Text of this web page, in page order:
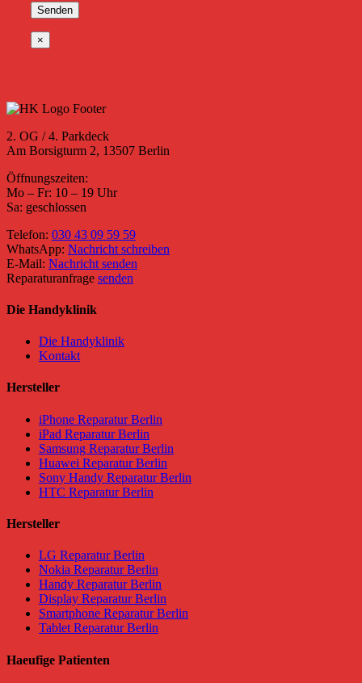
×
2. OG / 4. Parkdeck
Am Borsigturm 2, 13507 Berlin
Öffnungszeiten:
Mo – Fr: 10 – 19 Uhr
Sa: geschlossen
Telefon: 030 43 09 59 59
WhatsApp: Nachricht schreiben
E-Mail: Nachricht senden
Reparaturanfrage senden
Die Handyklinik
Die Handyklinik
Kontakt
Hersteller
iPhone Reparatur Berlin
iPad Reparatur Berlin
Samsung Reparatur Berlin
Huawei Reparatur Berlin
Sony Handy Reparatur Berlin
HTC Reparatur Berlin
Hersteller
LG Reparatur Berlin
Nokia Reparatur Berlin
Handy Reparatur Berlin
Display Reparatur Berlin
Smartphone Reparatur Berlin
Tablet Reparatur Berlin
Haeufige Patienten